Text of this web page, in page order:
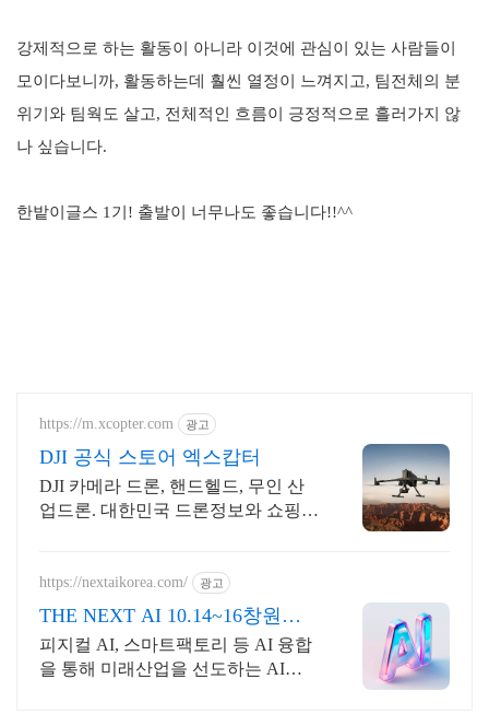
강제적으로 하는 활동이 아니라 이 것에 관심이 있는 사람들이
모이다보니까, 활동하는데 훨씬 열정이 느껴지고, 팀전체의 분
위기와 팀웍 도 살고, 전체적인 흐름이 긍정적으로 흘러가지 않
나 싶습니다.
한밭이글스 1기! 출발이 너무나도 좋습니다!!^^
https://m.xcopter.com 광고
DJI 공식 스토어 엑스캅터
DJI 카메라 드론, 핸드헬드, 무인 산
업드론. 대한민국 드론정보와 쇼핑의
https://nextaikorea.com/ 광고
THE NEXT AI 10.14~16창원컨
벤션센터
피지컬 AI, 스마트팩토리 등 AI 융합
을 통해 미래산업을 선도하는 AI전